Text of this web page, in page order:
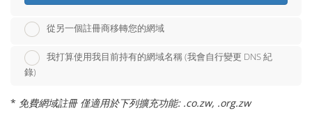
從另一個註冊商移轉您的網域
我打算使用我目前持有的網域名稱 (我會自行變更 DNS 紀
錄)
* 免費網域註冊 僅適用於下列擴充功能: .co.zw, .org.zw